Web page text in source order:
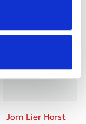
Jorn Lier Horst